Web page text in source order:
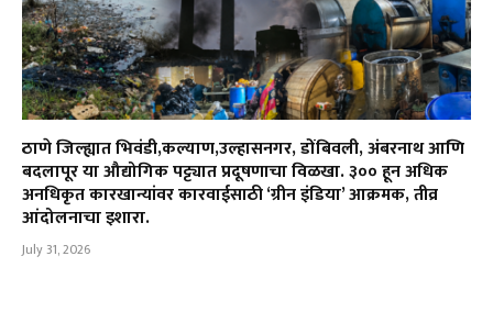
ठाणे जिल्ह्यात भिवंडी,कल्याण,उल्हासनगर, डोंबिवली, अंबरनाथ आणि
बदलापूर या औद्योगिक पट्ट्यात प्रदूषणाचा विळखा. ३०० हून अधिक
अनधिकृत कारखान्यांवर कारवाईसाठी ‘ग्रीन इंडिया’ आक्रमक, तीव्र
आंदोलनाचा इशारा.
July 31, 2026